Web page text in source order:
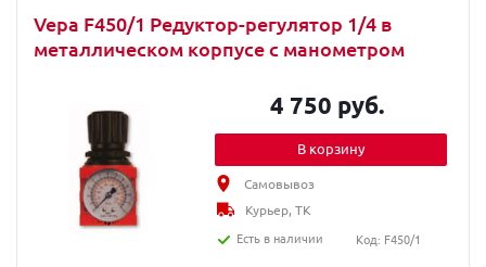
Vepa F450/1 Редуктор-регулятор 1/4 в
металлическом корпусе с манометром
4 750 руб.
В корзину
Самовывоз
Курьер, ТК
Есть в наличии
Код: F450/1